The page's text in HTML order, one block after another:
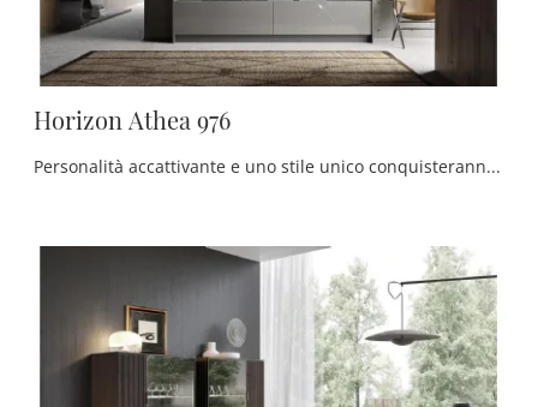
Horizon Athea 976
Personalità accattivante e uno stile unico conquisteranno anche te: la Madia Horizon Athea 976 di Mobilgam è una delle soluzioni più esclusive in ...